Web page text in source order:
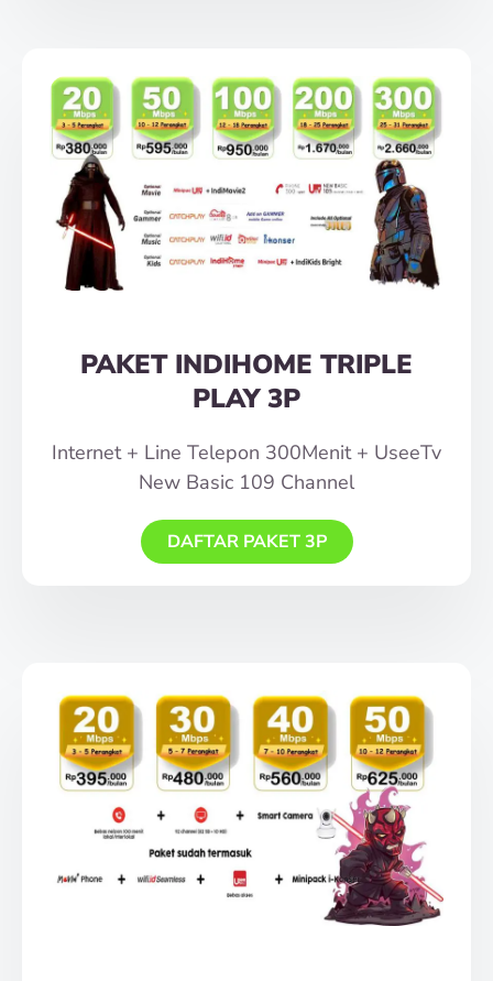
PAKET INDIHOME TRIPLE
PLAY 3P
Internet + Line Telepon 300Menit + UseeTv
New Basic 109 Channel
DAFTAR PAKET 3P